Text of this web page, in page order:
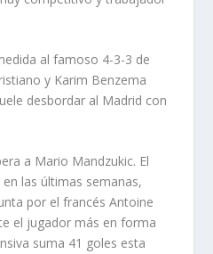
al famoso 4-3-3 de
y Karim Benzema
desbordar al Madrid con
a Mario Mandzukic. El
las últimas semanas,
por el francés Antoine
el jugador más en forma
suma 41 goles esta